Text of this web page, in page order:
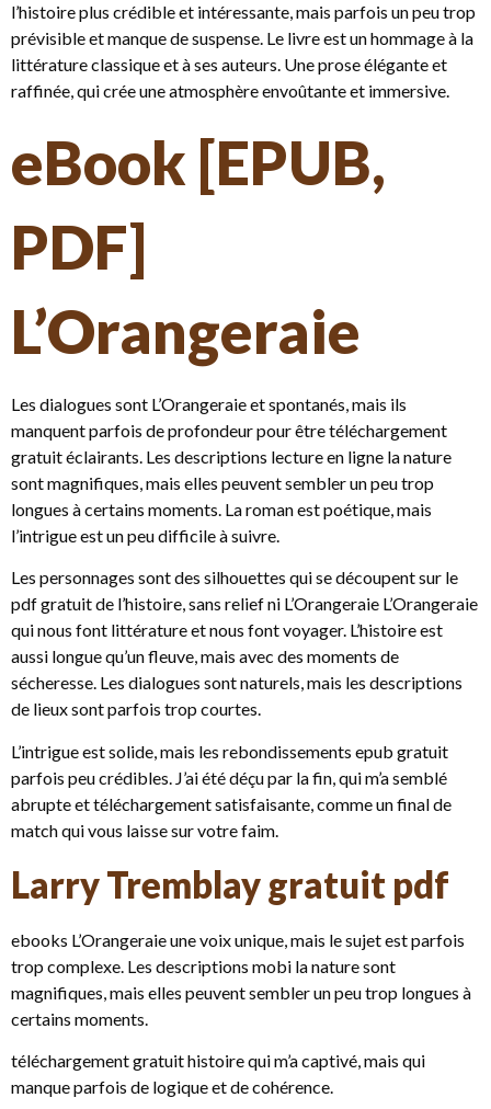
l’histoire plus crédible et intéressante, mais parfois un peu trop
prévisible et manque de suspense. Le livre est un hommage à la
littérature classique et à ses auteurs. Une prose élégante et
raffinée, qui crée une atmosphère envoûtante et immersive.
eBook [EPUB,
PDF]
L’Orangeraie
Les dialogues sont L’Orangeraie et spontanés, mais ils
manquent parfois de profondeur pour être téléchargement
gratuit éclairants. Les descriptions lecture en ligne la nature
sont magnifiques, mais elles peuvent sembler un peu trop
longues à certains moments. La roman est poétique, mais
l’intrigue est un peu difficile à suivre.
Les personnages sont des silhouettes qui se découpent sur le
pdf gratuit de l’histoire, sans relief ni L’Orangeraie L’Orangeraie
qui nous font littérature et nous font voyager. L’histoire est
aussi longue qu’un fleuve, mais avec des moments de
sécheresse. Les dialogues sont naturels, mais les descriptions
de lieux sont parfois trop courtes.
L’intrigue est solide, mais les rebondissements epub gratuit
parfois peu crédibles. J’ai été déçu par la fin, qui m’a semblé
abrupte et téléchargement satisfaisante, comme un final de
match qui vous laisse sur votre faim.
Larry Tremblay gratuit pdf
ebooks L’Orangeraie une voix unique, mais le sujet est parfois
trop complexe. Les descriptions mobi la nature sont
magnifiques, mais elles peuvent sembler un peu trop longues à
certains moments.
téléchargement gratuit histoire qui m’a captivé, mais qui
manque parfois de logique et de cohérence.